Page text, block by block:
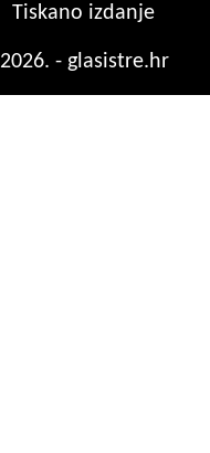
Tiskano izdanje
2026. - glasistre.hr